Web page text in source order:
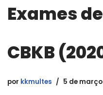
Exames
CBKB
por kkmultes 5 de